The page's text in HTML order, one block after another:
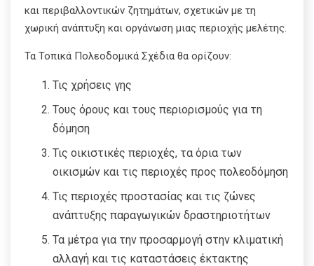
και περιβαλλοντικών ζητημάτων, σχετικών με τη
χωρική ανάπτυξη και οργάνωση μιας περιοχής μελέτης.
Τα Τοπικά Πολεοδομικά Σχέδια θα ορίζουν:
Τις χρήσεις γης
Τους όρους και τους περιορισμούς για τη
δόμηση
Τις οικιστικές περιοχές, τα όρια των
οικισμών και τις περιοχές προς πολεοδόμηση
Τις περιοχές προστασίας και τις ζώνες
ανάπτυξης παραγωγικών δραστηριοτήτων
Τα μέτρα για την προσαρμογή στην κλιματική
αλλαγή και τις καταστάσεις έκτακτης